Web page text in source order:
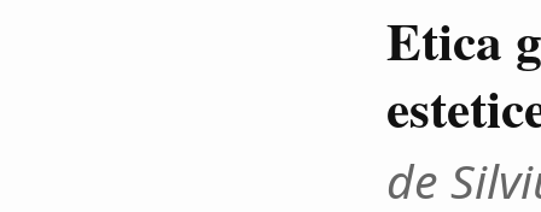
Etica
de